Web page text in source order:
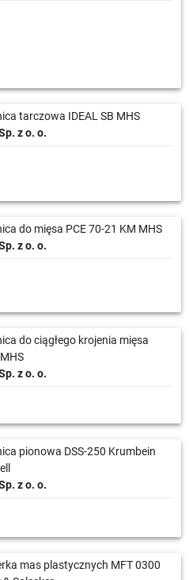
tarczowa IDEAL SB MHS
z o. o.
do mięsa PCE 70-21 KM MHS
z o. o.
do ciągłego krojenia mięsa
z o. o.
pionowa DSS-250 Krumbein
z o. o.
mas plastycznych MFT 0300